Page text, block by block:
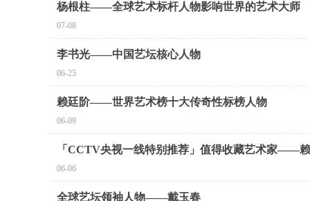
杨根柱——全球艺术标杆人物影响世界的艺术大师
07-08
李书光——中国艺坛核心人物
06-25
赖廷阶——世界艺术榜十大传奇性标榜人物
06-09
「CCTV央视一线特别推荐」值得收藏艺术家——
06-06
全球艺坛领袖人物——戴玉春